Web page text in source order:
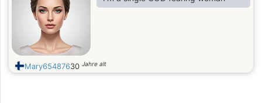
Mary65487630 Jahre alt